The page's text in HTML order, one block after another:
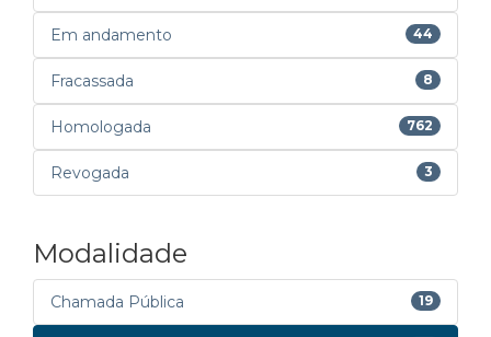
Em andamento 44
Fracassada 8
Homologada 762
Revogada 3
Modalidade
Chamada Pública 19